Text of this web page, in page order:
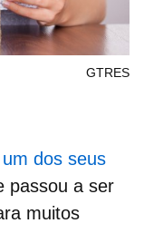
GTRES
dos seus
passou a ser
muitos